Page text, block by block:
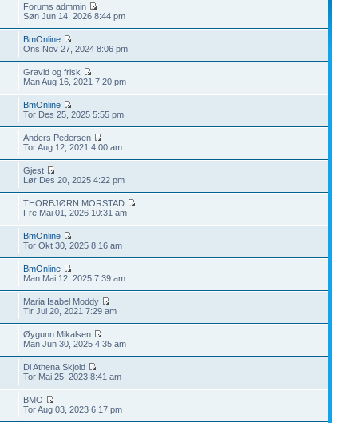
Forums admmin
Søn Jun 14, 2026 8:44 pm
BmOnline
Ons Nov 27, 2024 8:06 pm
Gravid og frisk
Man Aug 16, 2021 7:20 pm
BmOnline
Tor Des 25, 2025 5:55 pm
Anders Pedersen
Tor Aug 12, 2021 4:00 am
Gjest
Lør Des 20, 2025 4:22 pm
THORBJØRN MORSTAD
Fre Mai 01, 2026 10:31 am
BmOnline
Tor Okt 30, 2025 8:16 am
BmOnline
Man Mai 12, 2025 7:39 am
Maria Isabel Moddy
Tir Jul 20, 2021 7:29 am
Øygunn Mikalsen
Man Jun 30, 2025 4:35 am
Di Athena Skjold
Tor Mai 25, 2023 8:41 am
BMO
Tor Aug 03, 2023 6:17 pm